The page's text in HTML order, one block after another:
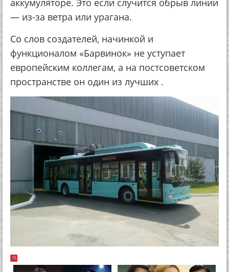
аккумуляторе. Это если случится обрыв линии
— из-за ветра или урагана.
Со слов создателей, начинкой и
функционалом «Барвинок» не уступает
европейским коллегам, а на постсоветском
пространстве он один из лучших .